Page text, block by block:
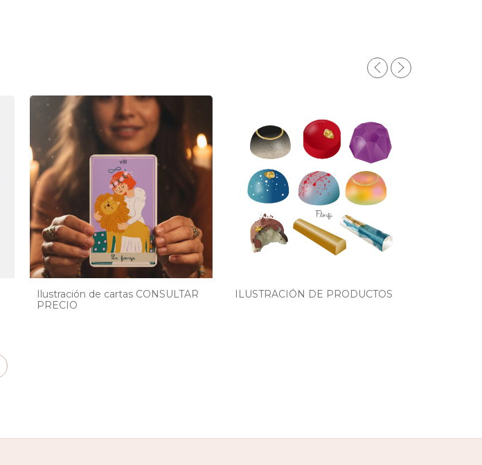
Ilustración de cartas CONSULTAR
PRECIO
ILUSTRACIÓN DE PRODUCTOS